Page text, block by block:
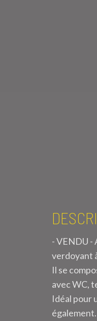
- VENDU -
verdoyant
Il se
avec WC,
Idéal pour
également.